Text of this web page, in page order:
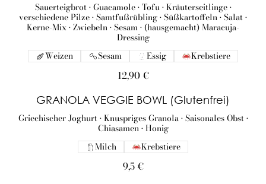
Sauerteigbrot • Guacamole • Tofu • Kräuterseitlinge •
verschiedene Pilze • Samtfußrübling • Süßkartoffeln • Salat •
Kerne-Mix • Zwiebeln • Sesam • (hausgemacht) Maracuja-
Dressing
12,90 €
Weizen Sesam Essig Krebstiere
GRANOLA VEGGIE BOWL (Glutenfrei)
Griechischer Joghurt • Knuspriges Granola • Saisonales Obst •
Chiasamen • Honig
9,5 €
Milch Krebstiere